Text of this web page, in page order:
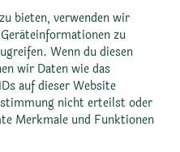
bieten, verwenden wir
zu
Wenn du diesen
wir Daten wie das
auf dieser Website
nicht erteilst oder
Merkmale und Funktionen
Blütenstände dem